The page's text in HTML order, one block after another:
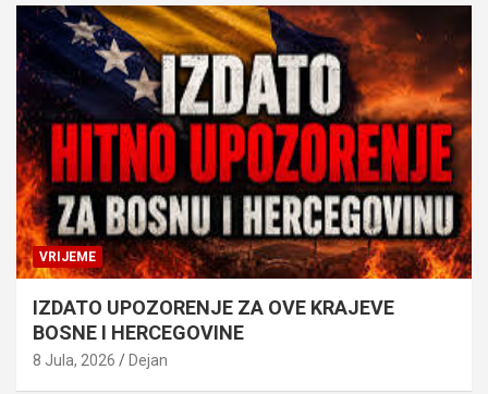
VRIJEME
IZDATO UPOZORENJE ZA OVE KRAJEVE
BOSNE I HERCEGOVINE
8 Jula, 2026 Dejan